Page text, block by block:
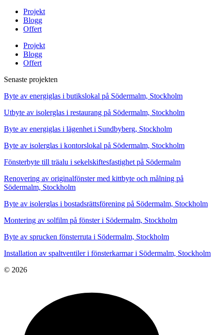
Projekt
Blogg
Offert
Projekt
Blogg
Offert
Senaste projekten
Byte av energiglas i butikslokal på Södermalm, Stockholm
Utbyte av isolerglas i restaurang på Södermalm, Stockholm
Byte av energiglas i lägenhet i Sundbyberg, Stockholm
Byte av isolerglas i kontorslokal på Södermalm, Stockholm
Fönsterbyte till träalu i sekelskiftesfastighet på Södermalm
Renovering av originalfönster med kittbyte och målning på
Södermalm, Stockholm
Byte av isolerglas i bostadsrättsförening på Södermalm, Stockholm
Montering av solfilm på fönster i Södermalm, Stockholm
Byte av sprucken fönsterruta i Södermalm, Stockholm
Installation av spaltventiler i fönsterkarmar i Södermalm, Stockholm
© 2026